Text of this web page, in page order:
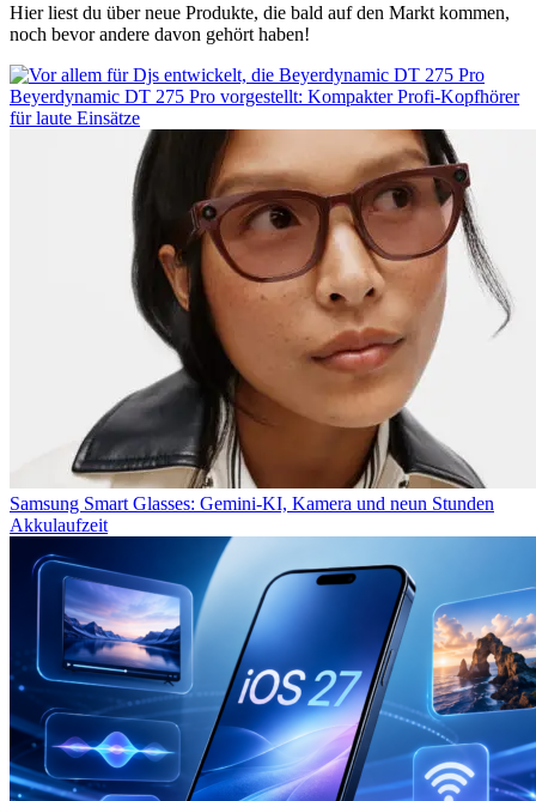
Hier liest du über neue Produkte, die bald auf den Markt kommen,
noch bevor andere davon gehört haben!
Beyerdynamic DT 275 Pro vorgestellt: Kompakter Profi-Kopfhörer
für laute Einsätze
Samsung Smart Glasses: Gemini-KI, Kamera und neun Stunden
Akkulaufzeit